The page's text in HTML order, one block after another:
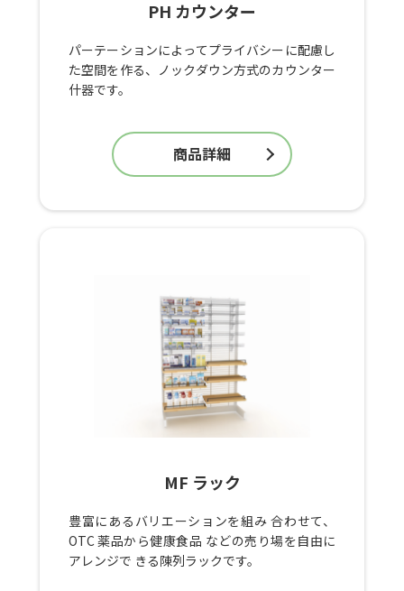
PH カウンター
パーテーションによってプライバシーに配慮し
た空間を作る、ノックダウン方式のカウンター
什器です。
商品詳細
MF ラック
豊富にあるバリエーションを組み 合わせて、
OTC 薬品から健康食品 などの売り場を自由に
アレンジで きる陳列ラックです。